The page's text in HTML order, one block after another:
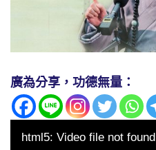
廣為分享，功德無量：
html5: Video file not found